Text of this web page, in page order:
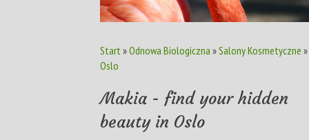
Start »Odnowa Biologiczna »Salony Kosmetyczne »
Oslo
Makia - find your hidden
beauty in Oslo